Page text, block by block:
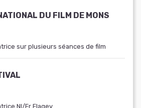
DU FILM DE MONS
sur plusieurs séances de film
Nl/Fr Flagey